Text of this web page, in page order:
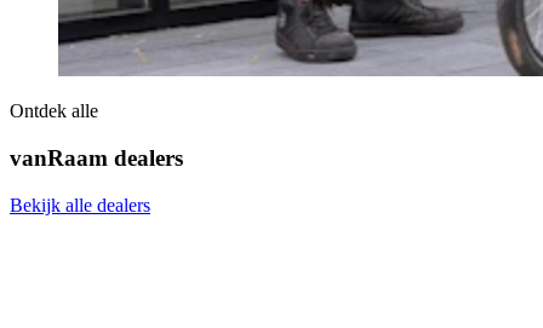
Ontdek alle
vanRaam dealers
Bekijk alle dealers